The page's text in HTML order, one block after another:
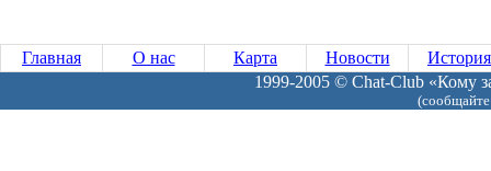
Главная О нас Карта Новости
История
1999-2005 © Chat-Club «Кому